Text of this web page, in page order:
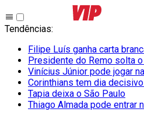
Tendências:
Filipe Luís ganha carta
Presidente do Remo solta o
Vinícius Júnior pode jogar
Corinthians tem dia decisivo
Tapia deixa o São Paulo
Thiago Almada pode entrar